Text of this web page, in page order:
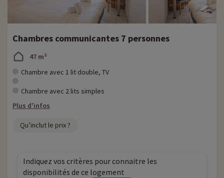
Chambres communicantes 7 personnes
47 m²
Chambre avec 1 lit double, TV
Chambre avec 2 lits simples
Plus d'infos
Qu’inclut le prix ?
Indiquez vos critères pour connaitre les
disponibilités de ce logement